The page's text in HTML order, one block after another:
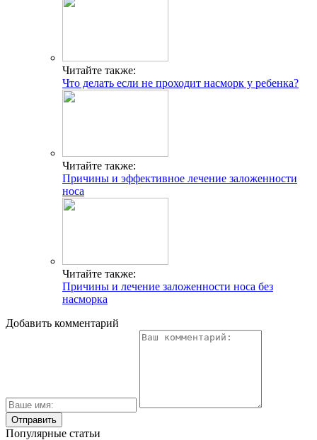
Читайте также:
Что делать если не проходит насморк у ребенка?
Читайте также:
Причины и эффективное лечение заложенности
носа
Читайте также:
Причины и лечение заложенности носа без
насморка
Добавить комментарий
Популярные статьи